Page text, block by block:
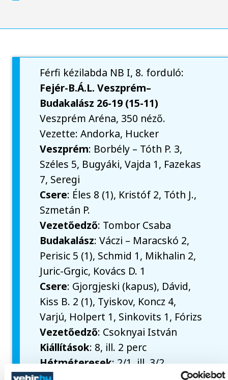
Férfi kézilabda NB I, 8. forduló:
Fejér-B.Á.L. Veszprém–
Budakalász 26-19 (15-11)
Veszprém Aréna, 350 néző.
Vezette: Andorka, Hucker
Veszprém: Borbély – Tóth P. 3,
Széles 5, Bugyáki, Vajda 1, Fazekas
7, Seregi
Csere: Éles 8 (1), Kristóf 2, Tóth J.,
Szmetán P.
Vezetőedző: Tombor Csaba
Budakalász: Váczi – Maracskó 2,
Perisic 5 (1), Schmid 1, Mikhalin 2,
Juric-Grgic, Kovács D. 1
Csere: Gjorgjeski (kapus), Dávid,
Kiss B. 2 (1), Tyiskov, Koncz 4,
Varjú, Holpert 1, Sinkovits 1, Fórizs
Vezetőedző: Csoknyai István
Kiállítások: 8, ill. 2 perc
Hétméteresek: 2/1, ill. 3/2